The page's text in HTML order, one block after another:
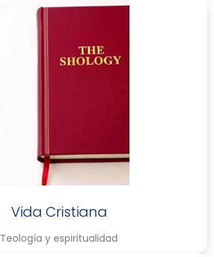
Vida Cristiana
Teología y espiritualidad